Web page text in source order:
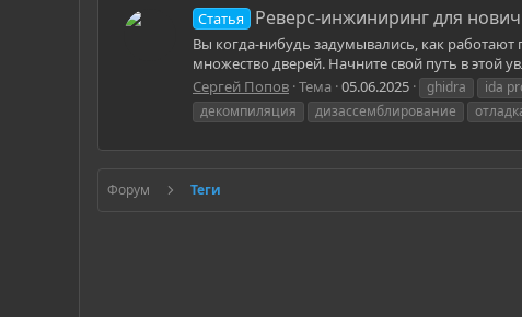
Статья Реверс-инжиниринг для
Вы когда-нибудь задумывались, как
множество дверей. Начните свой путь в этой
Сергей Попов Тема 05.06.2025 ghidra ida
декомпиляция
дизассемблирование
Форум Теги